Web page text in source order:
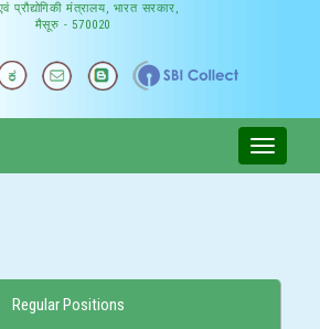
एवं प्रौद्योगिकी मंत्रालय, भारत सरकार,
मैसूरु - 570020
Regular Positions